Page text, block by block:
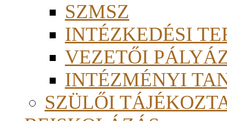
SZMSZ
INTÉZKEDÉSI
VEZETŐI
INTÉZMÉNYI
SZÜLŐI